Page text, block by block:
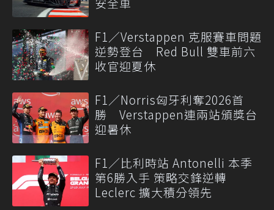
F1／Verstappen 克服賽車問題
逆勢登台 Red Bull 雙車前六
收官迎夏休
F1／Norris匈牙利奪2026首
勝 Verstappen連兩站頒獎台
迎暑休
F1／比利時站 Antonelli 本季
第6勝入手 策略交鋒逆轉
Leclerc 擴大積分領先